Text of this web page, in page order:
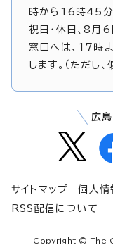
時から16時45分
祝日・休日、8
窓口へは、17時
します。（ただし
広
サイトマップ 個人情
RSS配信について
Copyright © The